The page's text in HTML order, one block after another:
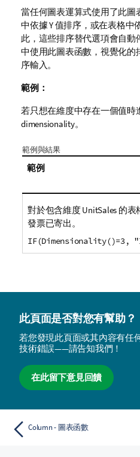
當任何圖表運算式使用了此圖
中依據 Y 值排序，或在表格
此，這些排序替代選項會自
中使用此圖表函數，視覺化的
序輸入。
範例：
若只想在維度中存在一個值時
dimensionality。
範例與結果
範例
對於包含維度UnitSales 的表
發票已寄出。
IF(Dimensionality()=3,
此頁面是否對您有幫助？
若您發現此頁面或其內容有
技術錯誤——請告知我們！
在此留下意見回饋
Column - 圖表函數